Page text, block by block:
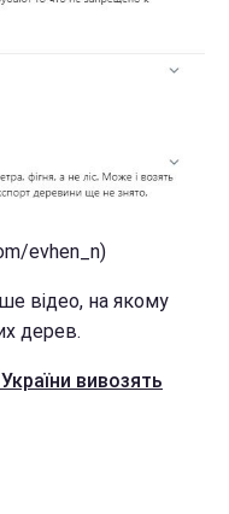
evhen_n)
відео, на якому
дерев.
вивозять